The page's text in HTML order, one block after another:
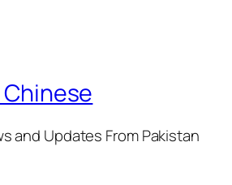
Chinese
and Updates From Pakistan